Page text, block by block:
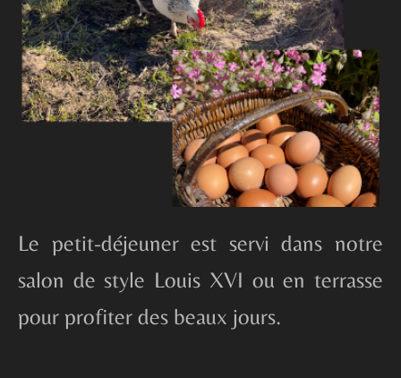
Le petit-déjeuner est servi dans notre
salon de style Louis XVI ou en terrasse
pour profiter des beaux jours.